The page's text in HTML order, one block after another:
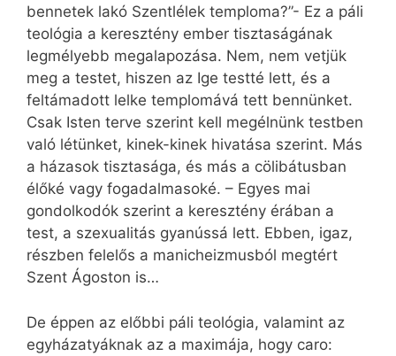
bennetek lakó Szentlélek temploma?”- Ez a páli
teológia a keresztény ember tisztaságának
legmélyebb megalapozása. Nem, nem vetjük
meg a testet, hiszen az Ige testté lett, és a
feltámadott lelke templomává tett bennünket.
Csak Isten terve szerint kell megélnünk testben
való létünket, kinek-kinek hivatása szerint. Más
a házasok tisztasága, és más a cölibátusban
élőké vagy fogadalmasoké. – Egyes mai
gondolkodók szerint a keresztény érában a
test, a szexualitás gyanússá lett. Ebben, igaz,
részben felelős a manicheizmusból megtért
Szent Ágoston is…
De éppen az előbbi páli teológia, valamint az
egyházatyáknak az a maximája, hogy caro: